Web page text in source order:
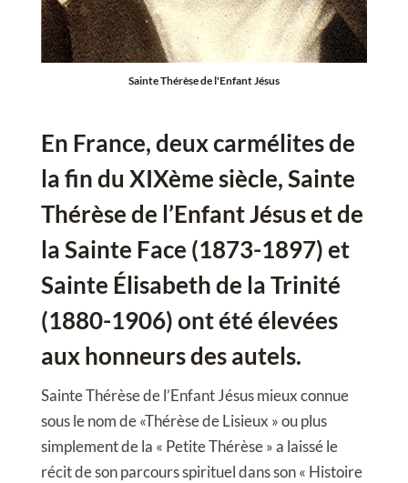
Sainte Thérèse de l'Enfant Jésus
En France, deux carmélites de
la fin du XIXème siècle, Sainte
Thérèse de l’Enfant Jésus et de
la Sainte Face (1873-1897) et
Sainte Élisabeth de la Trinité
(1880-1906) ont été élevées
aux honneurs des autels.
Sainte Thérèse de l’Enfant Jésus mieux connue
sous le nom de «Thérèse de Lisieux » ou plus
simplement de la « Petite Thérèse » a laissé le
récit de son parcours spirituel dans son « Histoire